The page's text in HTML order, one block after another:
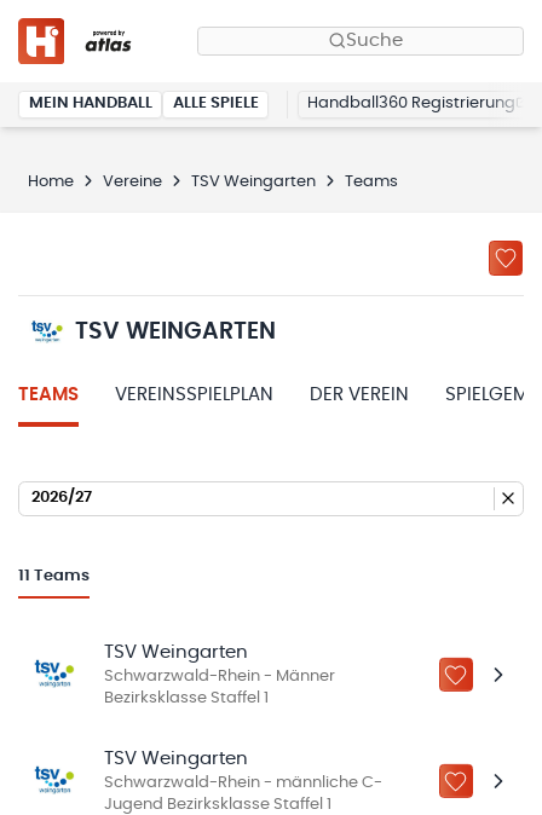
Suche
MEIN HANDBALL ALLE SPIELE Handball360 Registrierung
Home Vereine TSV Weingarten Teams
TSV WEINGARTEN
TEAMS VEREINSSPIELPLAN DER VEREIN
2026/27
11 Teams
TSV Weingarten
Schwarzwald-Rhein - Männer
Bezirksklasse Staffel 1
ZU „MEINE
TSV Weingarten
Schwarzwald-Rhein - männliche C-
Jugend Bezirksklasse Staffel 1
ZU „MEINE